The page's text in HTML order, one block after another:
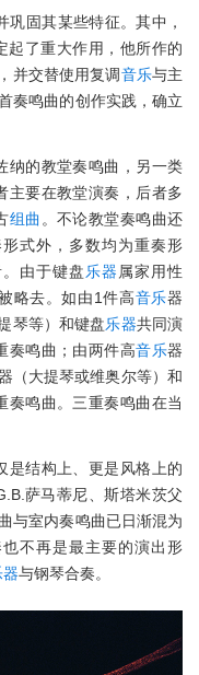
固其某些特征。其中，
起了重大作用，他所作的
交替使用复调音乐与主
奏鸣曲的创作实践，确立
纳的教堂奏鸣曲，另一类
主要在教堂演奏，后者多
组曲 。不论教堂奏鸣曲还
式外，多数均为重奏形
由于键盘 乐器 属家用性
略去。如由1件高音乐器
琴等）和键盘乐器共同演
奏鸣曲；由两件高音乐器
（大提琴或维奥尔等）和
奏鸣曲。三重奏鸣曲在当
是结构上、更是风格上的
萨马蒂尼、斯塔米茨父
与室内奏鸣曲已日渐混为
不再是最主要的演出形
器与钢琴合奏。